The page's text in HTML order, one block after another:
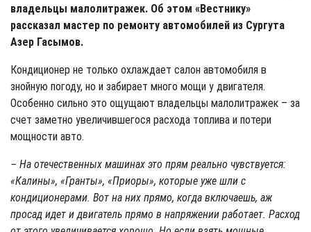
владельцы малолитражек. Об этом «Вестнику»
рассказал мастер по ремонту автомобилей из Сургута
Азер Гасымов.
Кондиционер не только охлаждает салон автомобиля в
знойную погоду, но и забирает много мощи у двигателя.
Особенно сильно это ощущают владельцы малолитражек – за
счет заметно увеличившегося расхода топлива и потери
мощности авто.
– На отечественных машинах это прям реально чувствуется:
«Калины», «Гранты», «Приоры», которые уже шли с
кондиционерами. Вот на них прямо, когда включаешь, аж
просад идет и двигатель прямо в напряжении работает. Расход